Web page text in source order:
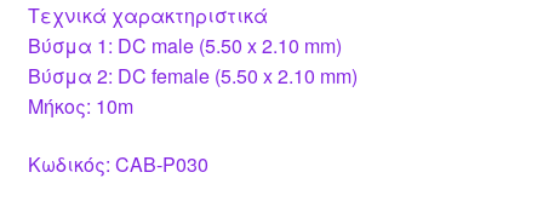
Τεχνικά χαρακτηριστικά
Βύσμα 1: DC male (5.50 x 2.10 mm)
Βύσμα 2: DC female (5.50 x 2.10 mm)
Μήκος: 10m
Κωδικός: CAB-P030